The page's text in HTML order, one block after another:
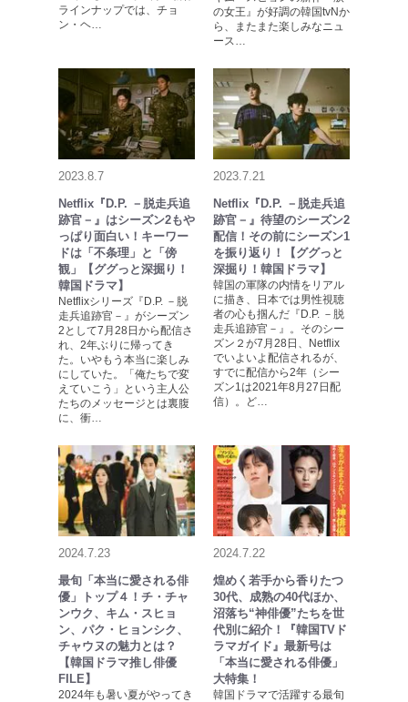
ラインナップでは、チョ
ン・ヘ…
の女王』が好調の韓国tvNか
ら、またまた楽しみなニュ
ース…
2023.8.7
Netflix『D.P. －脱走兵追
跡官－』はシーズン2もや
っぱり面白い！キーワー
ドは「不条理」と「傍
観」【ググっと深掘り！
韓国ドラマ】
Netflixシリーズ『D.P. －脱
走兵追跡官－』がシーズン
2として7月28日から配信さ
れ、2年ぶりに帰ってき
た。いやもう本当に楽しみ
にしていた。「俺たちで変
えていこう」という主人公
たちのメッセージとは裏腹
に、衝…
2023.7.21
Netflix『D.P. －脱走兵追
跡官－』待望のシーズン2
配信！その前にシーズン1
を振り返り！【ググっと
深掘り！韓国ドラマ】
韓国の軍隊の内情をリアル
に描き、日本では男性視聴
者の心も掴んだ『D.P. －脱
走兵追跡官－』。そのシー
ズン２が7月28日、Netflix
でいよいよ配信されるが、
すでに配信から2年（シー
ズン1は2021年8月27日配
信）。ど…
2024.7.23
最旬「本当に愛される俳
優」トップ４！チ・チャ
ンウク、キム・スヒョ
ン、パク・ヒョンシク、
チャウヌの魅力とは？
【韓国ドラマ推し俳優
FILE】
2024年も暑い夏がやってき
2024.7.22
煌めく若手から香りたつ
30代、成熟の40代ほか、
沼落ち“神俳優”たちを世
代別に紹介！『韓国TVド
ラマガイド』最新号は
「本当に愛される俳優」
大特集！
韓国ドラマで活躍する最旬